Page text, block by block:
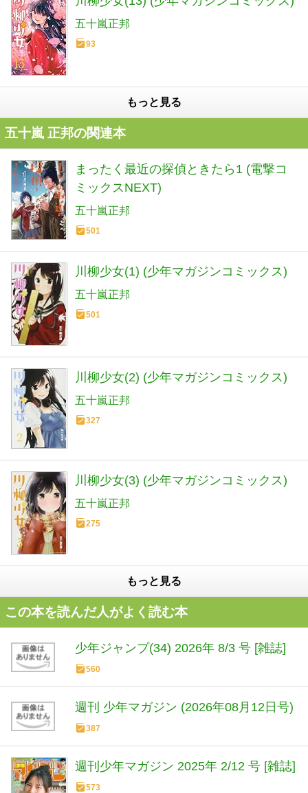
五十嵐正邦
93
もっと見る
五十嵐 正邦の関連本
まったく最近の探偵ときたら1 (電撃コ
ミックスNEXT)
五十嵐正邦
501
川柳少女(1) (少年マガジンコミックス)
五十嵐正邦
501
川柳少女(2) (少年マガジンコミックス)
五十嵐正邦
327
川柳少女(3) (少年マガジンコミックス)
五十嵐正邦
275
もっと見る
この本を読んだ人がよく読む本
少年ジャンプ(34) 2026年 8/3 号 [雑誌]
560
週刊 少年マガジン (2026年08月12日号)
387
週刊少年マガジン 2025年 2/12 号 [雑誌]
573